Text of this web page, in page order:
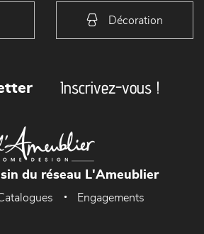
Décoration
Inscrivez-vous !
du réseau L'Ameublier
Engagements